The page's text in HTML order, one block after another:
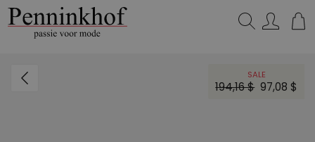
SALE
194,16 $ 97,08 $